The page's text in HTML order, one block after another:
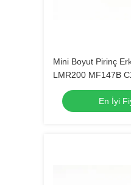
Mini Boyut Pirinç
LMR200 MF147B
En İyi